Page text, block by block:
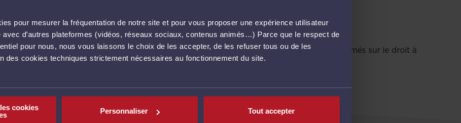
pour mesurer la fréquentation de notre site et pour vous proposer une expérience utilisateur
avec d’autres plateformes (vidéos, réseaux sociaux, contenus animés…) Parce que le respect de
pour nous, nous vous laissons le choix de les accepter, de les refuser tous ou de les
des cookies techniques strictement nécessaires au fonctionnement du site.
cookies
Personnaliser Tout accepter
information encore insuffisante
Français affirment manquer de connaissances en la matière : 70 % se sentent mal informés sur le droit à
IA, et 62 % sur l’usurpation d’identité en ligne.